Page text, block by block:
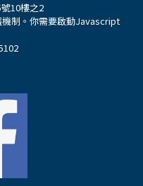
10樓之2
制。你需要啟動Javascript